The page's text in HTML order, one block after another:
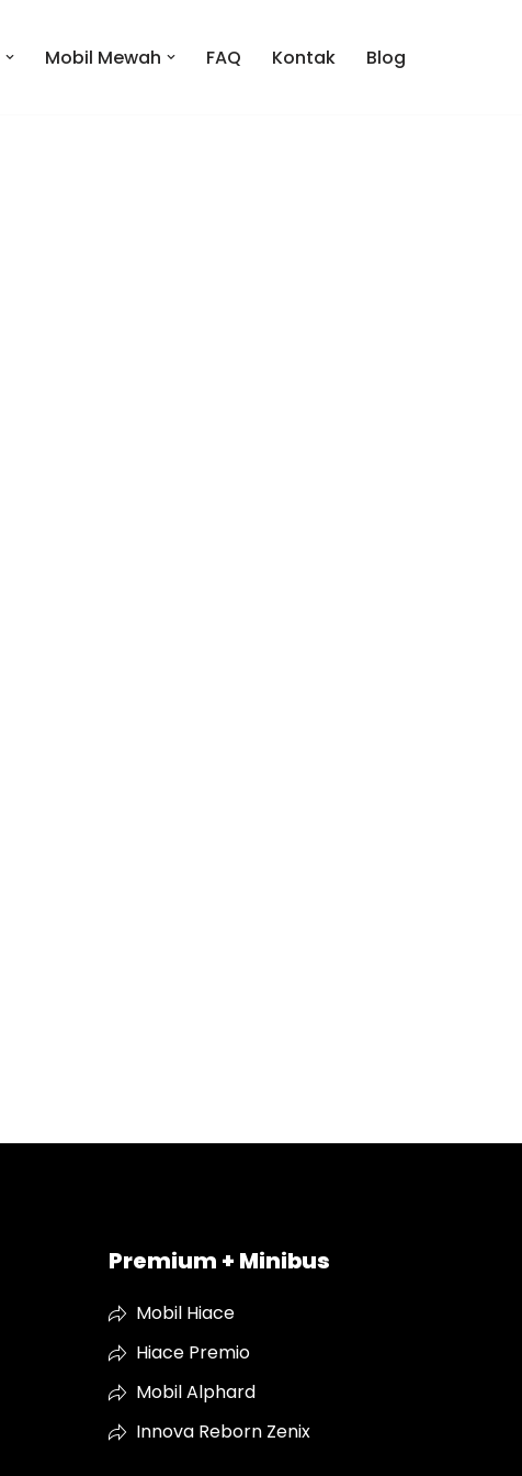
Mobil Mewah FAQ Kontak Blog
Premium + Minibus
Mobil Hiace
Hiace Premio
Mobil Alphard
Innova Reborn Zenix